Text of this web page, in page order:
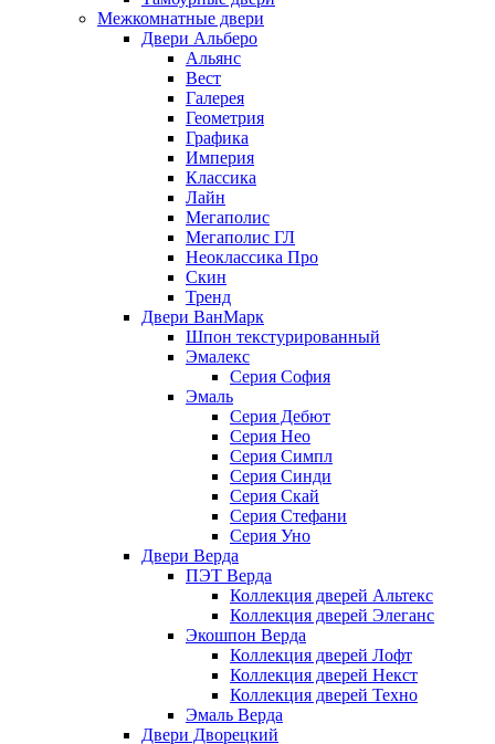
Межкомнатные двери
Двери Альберо
Альянс
Вест
Галерея
Геометрия
Графика
Империя
Классика
Лайн
Мегаполис
Мегаполис ГЛ
Неоклассика Про
Скин
Тренд
Двери ВанМарк
Шпон текстурированный
Эмалекс
Серия София
Эмаль
Серия Дебют
Серия Нео
Серия Симпл
Серия Синди
Серия Скай
Серия Стефани
Серия Уно
Двери Верда
ПЭТ Верда
Коллекция дверей Альтекс
Коллекция дверей Элеганс
Экошпон Верда
Коллекция дверей Лофт
Коллекция дверей Некст
Коллекция дверей Техно
Эмаль Верда
Двери Дворецкий